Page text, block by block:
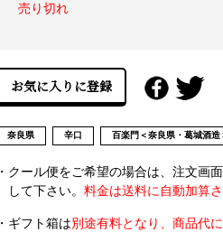
売り切れ
奈良県 辛口 百楽門＜奈良県・葛城酒造
・クール便をご希望の場合は、注文画
して下さい。料金は送料に自動加算さ
・ギフト箱は別途有料となり、商品代